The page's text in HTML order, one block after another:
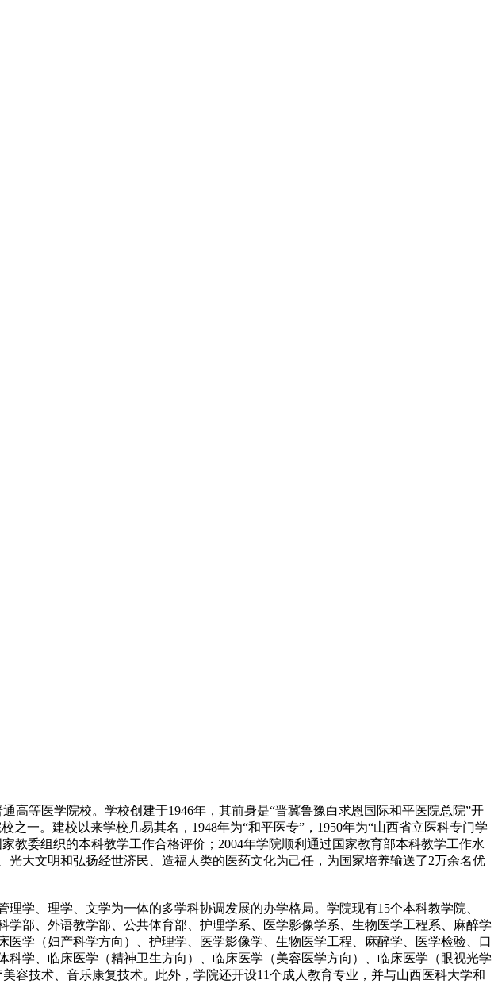
等医学院校。学校创建于1946年，其前身是“晋冀鲁豫白求恩国际和平医院总院”开
一。建校以来学校几易其名，1948年为“和平医专”，1950年为“山西省立医科专门学
教委组织的本科教学工作合格评价；2004年学院顺利通过国家教育部本科教学工作水
大文明和弘扬经世济民、造福人类的医药文化为己任，为国家培养输送了2万余名优
学、理学、文学为一体的多学科协调发展的办学格局。学院现有15个本科教学院、
部、外语教学部、公共体育部、护理学系、医学影像学系、生物医学工程系、麻醉学
学（妇产科学方向）、护理学、医学影像学、生物医学工程、麻醉学、医学检验、口
学、临床医学（精神卫生方向）、临床医学（美容医学方向）、临床医学（眼视光学
容技术、音乐康复技术。此外，学院还开设11个成人教育专业，并与山西医科大学和